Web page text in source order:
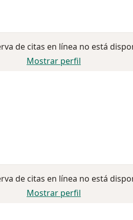
de citas en línea no está
Mostrar perfil
de citas en línea no está
Mostrar perfil